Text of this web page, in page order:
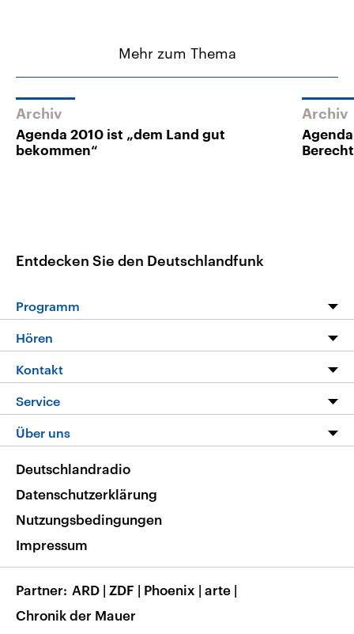
Mehr zum Thema
Archiv
Agenda 2010 ist „dem Land gut
bekommen“
Archiv
Entdecken Sie den Deutschlandfunk
Programm
Programm
Die Nachrichten
Nachrichtenleicht
Neue Beiträge auf dlf.de
Hören
Livestream
Podcasts
Deutschlandfunk App
Nachrichten App
Frequenzen
Kontakt
Hörerservice
Service
FAQ
Veranstaltungen
Musikliste
RSS
Über uns
Barrierefreiheit
Deutschlandradio
Datenschutzerklärung
Nutzungsbedingungen
Impressum
Partner ARD | ZDF | Phoenix | arte |
Chronik der Mauer